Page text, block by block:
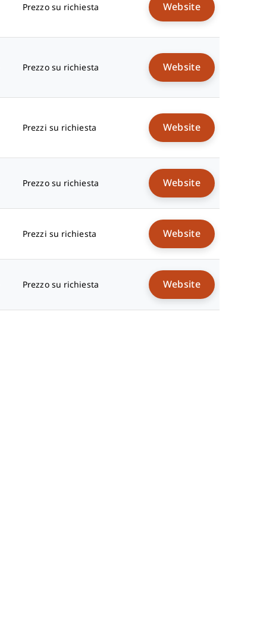
Prezzo su richiesta Website
Prezzo su richiesta Website
Prezzi su richiesta Website
Prezzo su richiesta Website
Prezzi su richiesta Website
Prezzo su richiesta Website